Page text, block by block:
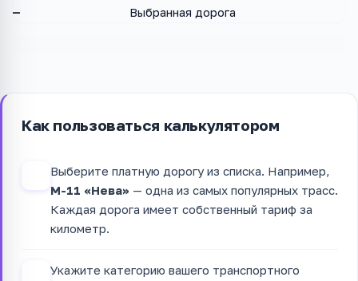
— Выбранная дорога
Как пользоваться калькулятором
Выберите платную дорогу из списка. Например,
М-11 «Нева» — одна из самых популярных трасс.
Каждая дорога имеет собственный тариф за
километр.
Укажите категорию вашего транспортного